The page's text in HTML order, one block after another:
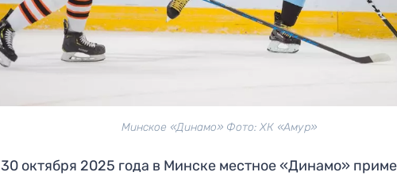
Минское «Динамо» Фото: ХК «Амур»
30 октября 2025 года в Минске местное «Динамо»